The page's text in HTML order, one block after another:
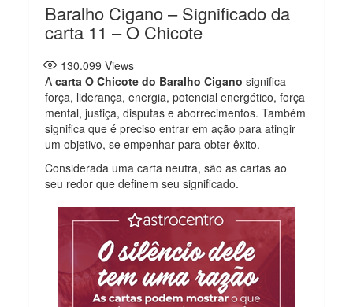
Baralho Cigano – Significado da
carta 11 – O Chicote
130.099 Views
A carta O Chicote do Baralho Cigano significa
força, liderança, energia, potencial energético, força
mental, justiça, disputas e aborrecimentos. Também
significa que é preciso entrar em ação para atingir
um objetivo, se empenhar para obter êxito.
Considerada uma carta neutra, são as cartas ao
seu redor que definem seu significado.